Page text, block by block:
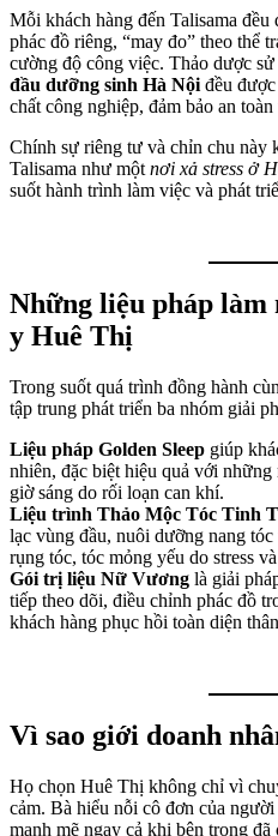
Mỗi khách hàng đến Talisama
phác đồ riêng, “may đo” theo thể
cường độ công việc. Thảo dược
đầu dưỡng sinh Hà Nội đều
chất công nghiệp, đảm bảo an
Chính sự riêng tư và chỉn chu này
Talisama như một nơi xả stress ở
suốt hành trình làm việc và phát
Những liệu pháp
y Huê Thị
Trong suốt quá trình đồng hành
tập trung phát triển ba nhóm giải
Liệu pháp Golden Sleep giúp
nhiên, đặc biệt hiệu quả với
giờ sáng do rối loạn can khí.
Liệu trình Thảo Mộc Tóc Tinh
lạc vùng đầu, nuôi dưỡng nang
rụng tóc, tóc mỏng yếu do stress
Gói trị liệu Nữ Vương là giải
tiếp theo dõi, điều chỉnh phác đồ
khách hàng phục hồi toàn diện
Vì sao giới doanh
Họ chọn Huê Thị không chỉ vì
cảm. Bà hiểu nỗi cô đơn của
mạnh mẽ ngay cả khi bên trong